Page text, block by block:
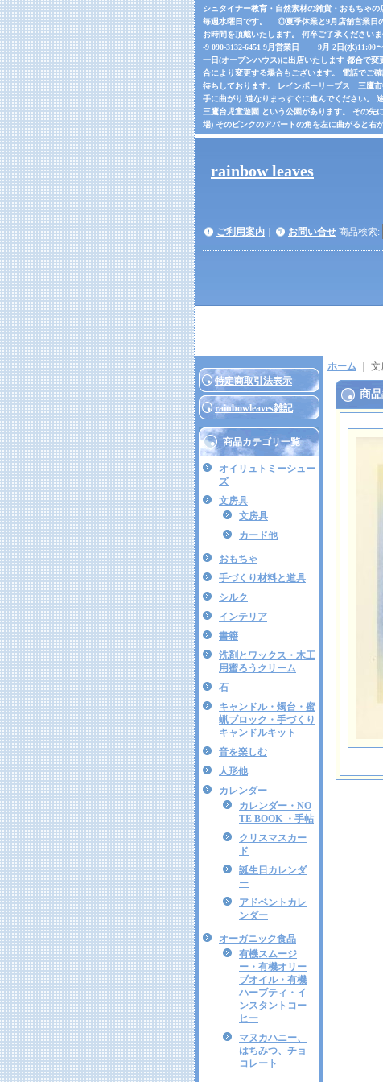
シュタイナー教育・自然素材の雑貨・おもちゃ
毎週水曜日です。 ◎夏季休業と9月店舗営業日の
お時間を頂戴いたします。 何卒ご了承ください
-9 090-3132-6451 9月営業日 9月 2日(水
一日(オープンハウス)に出店いたします 都合で
合により変更する場合もございます。 電話でご
待ちしております。 レインボーリーブス 三鷹
手に曲がり 道なりまっすぐに進んでください。
三鷹台児童遊園 という公園があります。 その先
場) そのピンクのアパートの角を左に曲がると右
rainbow leaves
ご利用案内 お問い合せ 商品検索:
特定商取引法表示
rainbowleaves雑記
商品カテゴリ一覧
オイリュトミーシュー
ズ
文房具
文房具
カード他
おもちゃ
手づくり材料と道具
シルク
インテリア
書籍
洗剤とワックス・木工
用蜜ろうクリーム
石
キャンドル・燭台・蜜
蝋ブロック・手づくり
キャンドルキット
音を楽しむ
人形他
カレンダー
カレンダー・NO
TE BOOK ・手帖
クリスマスカー
ド
誕生日カレンダ
ー
アドベントカレ
ンダー
オーガニック食品
有機スムージ
ー・有機オリー
ブオイル・有機
ハーブティ・イ
ンスタントコー
ヒー
マヌカハニー、
はちみつ、チョ
コレート
ホーム ｜
商